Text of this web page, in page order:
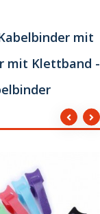
mit
mit Klettband -